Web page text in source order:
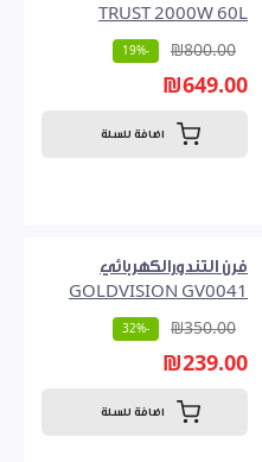
TRUST 2000W 60L
₪800.00
-19%
₪649.00
اضافة للسلة
فرن التندورالكهربائي
GOLDVISION GV0041
₪350.00
-32%
₪239.00
اضافة للسلة